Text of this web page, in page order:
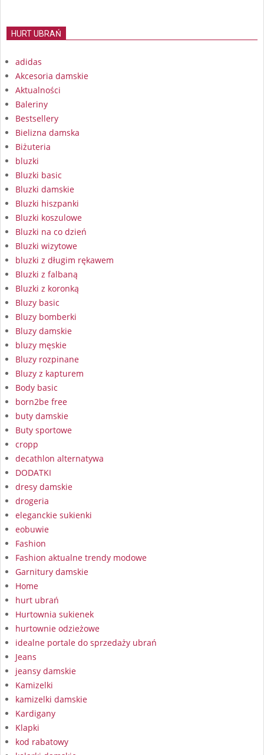
HURT UBRAŃ
adidas
Akcesoria damskie
Aktualności
Baleriny
Bestsellery
Bielizna damska
Biżuteria
bluzki
Bluzki basic
Bluzki damskie
Bluzki hiszpanki
Bluzki koszulowe
Bluzki na co dzień
Bluzki wizytowe
bluzki z długim rękawem
Bluzki z falbaną
Bluzki z koronką
Bluzy basic
Bluzy bomberki
Bluzy damskie
bluzy męskie
Bluzy rozpinane
Bluzy z kapturem
Body basic
born2be free
buty damskie
Buty sportowe
cropp
decathlon alternatywa
DODATKI
dresy damskie
drogeria
eleganckie sukienki
eobuwie
Fashion
Fashion aktualne trendy modowe
Garnitury damskie
Home
hurt ubrań
Hurtownia sukienek
hurtownie odzieżowe
idealne portale do sprzedaży ubrań
Jeans
jeansy damskie
Kamizelki
kamizelki damskie
Kardigany
Klapki
kod rabatowy